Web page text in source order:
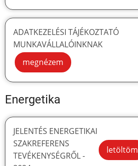
ADATKEZELÉSI TÁJÉKOZTATÓ
MUNKAVÁLLALÓINKNAK
megnézem
Energetika
JELENTÉS ENERGETIKAI
SZAKREFERENS
TEVÉKENYSÉGRŐL -
letöltöm